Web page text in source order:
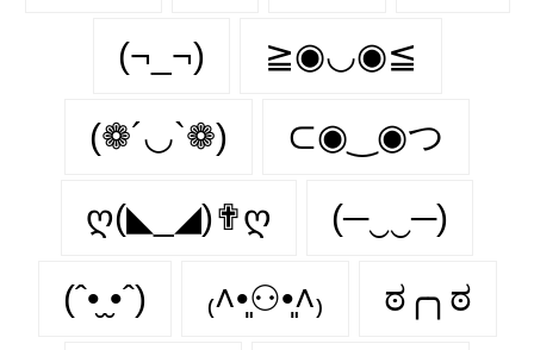
(¬_¬) ≧◉◡◉≦
(❁´◡`❁) ⊂◉‿◉つ
ღ(◣_◢)✟ღ (─‿‿─)
(ˆ•̮ ̮•ˆ) ₍˄•͈⚇•͈˄₎ ಠ╭╮ಠ